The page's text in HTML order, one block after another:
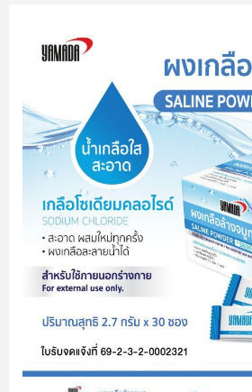
ท้าย
ของ
แกล
รูปภาพ